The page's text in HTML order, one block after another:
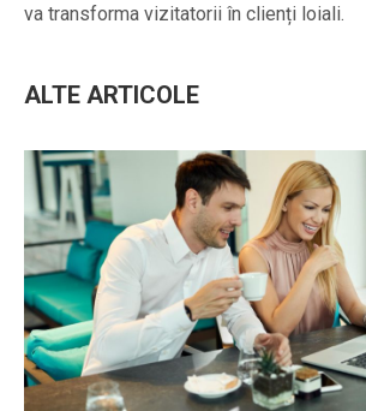
va transforma vizitatorii în clienți loiali.
ALTE ARTICOLE